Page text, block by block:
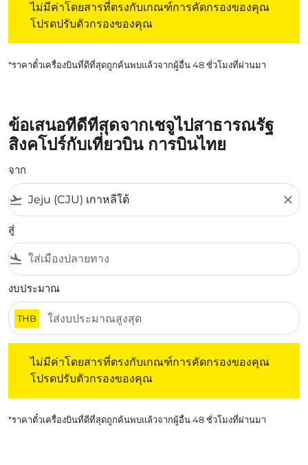
ไม่มีค่าโดยสารที่ตรงกับเกณฑ์การคัดกรองของคุณ
โปรดปรับตัวกรองของคุณ
*ราคาตั๋วเครื่องบินที่ดีที่สุดถูกค้นพบแล้วจากผู้อื่น 48 ชั่วโมงที่ผ่านมา
ข้อเสนอที่ดีที่สุดจากเชจูไปสาธารณรัฐ
สิงคโปร์กับเที่ยวบิน การบินไทย
จาก
flight_takeoff close
สู่
flight_land
งบประมาณ
THB
ไม่มีค่าโดยสารที่ตรงกับเกณฑ์การคัดกรองของคุณ
โปรดปรับตัวกรองของคุณ
*ราคาตั๋วเครื่องบินที่ดีที่สุดถูกค้นพบแล้วจากผู้อื่น 48 ชั่วโมงที่ผ่านมา